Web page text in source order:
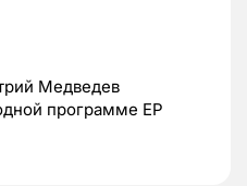
Медведев
программе ЕР